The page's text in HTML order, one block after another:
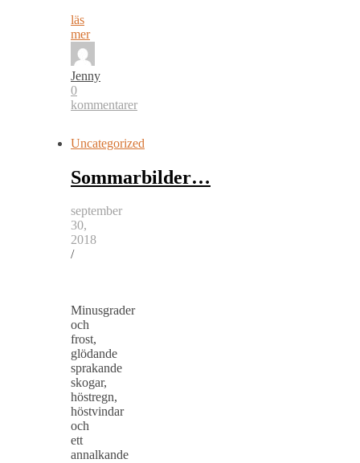
läs
mer
Jenny
0
kommentarer
Uncategorized
Sommarbilder…
september
30,
2018
/
Minusgrader
och
frost,
glödande
sprakande
skogar,
höstregn,
höstvindar
och
ett
annalkande